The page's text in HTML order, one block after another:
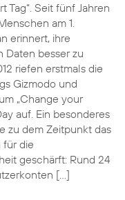
Tag“. Seit fünf Jahren
am 1.
erinnert, ihre
Daten besser zu
riefen erstmals die
Gizmodo und
„Change your
auf. Ein besonderes
zu dem Zeitpunkt das
für die
geschärft: Rund 24
[…]